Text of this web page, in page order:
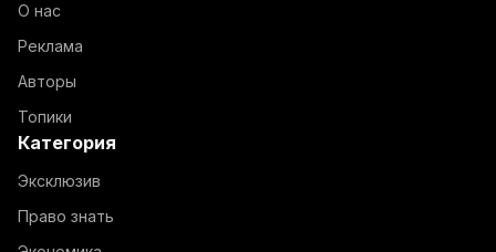
О нас
Реклама
Авторы
Топики
Категория
Эксклюзив
Право знать